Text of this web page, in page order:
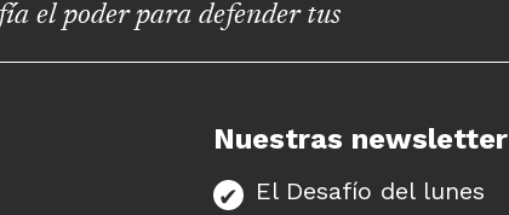
el poder para defender tus
Nuestras newsletter
El Desafío del lunes